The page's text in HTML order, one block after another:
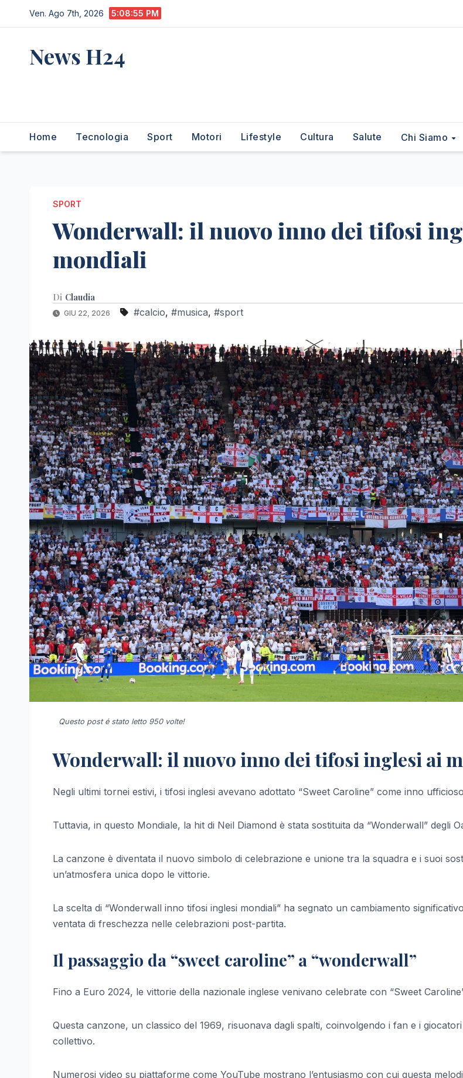
al
Ven. Ago 7th, 2026 5:08:56 PM
News H24
Home Tecnologia Sport Motori Lifestyle Cultura Salute Chi Siamo
SPORT
Wonderwall: il nuovo inno dei tifosi
mondiali
Di Claudia
GIU 22, 2026 #calcio, #musica, #sport
Questo post é stato letto 950 volte!
Wonderwall: il nuovo inno dei tifosi inglesi ai
Negli ultimi tornei estivi, i tifosi inglesi avevano adottato “Sweet Caroline” come inno
Tuttavia, in questo Mondiale, la hit di Neil Diamond è stata sostituita da “Wonderwall” degli
La canzone è diventata il nuovo simbolo di celebrazione e unione tra la squadra e i suoi
un’atmosfera unica dopo le vittorie.
La scelta di “Wonderwall inno tifosi inglesi mondiali” ha segnato un cambiamento
ventata di freschezza nelle celebrazioni post-partita.
Il passaggio da “sweet caroline” a “wonderwall”
Fino a Euro 2024, le vittorie della nazionale inglese venivano celebrate con “Sweet
Questa canzone, un classico del 1969, risuonava dagli spalti, coinvolgendo i fan e i
collettivo.
Numerosi video su piattaforme come YouTube mostrano l’entusiasmo con cui questa